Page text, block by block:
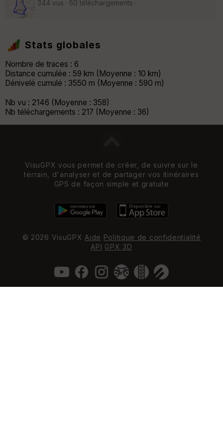
344 vus · 50 téléchargements ·
Stats globales
Nombre de traces : 6
Distance cumulée : 59 km (Moyenne : 10 km)
Dénivelé cumulé : 3550 m (Moyenne : 590 m)
Nb vu : 2146 (Moyenne : 358)
Nb téléchargements : 217 (Moyenne : 36)
VisuGPX vous permet de créer, de suivre sur le
terrain, d'analyser et de partager vos itinéraires
GPS de façon simple et gratuite
© 2026 VisuGPX Aide Politique de confidentialité
API GPX 3D